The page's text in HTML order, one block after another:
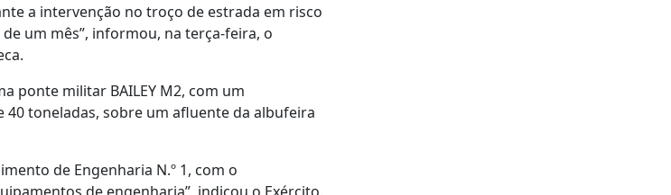
a intervenção no troço de estrada em risco
um mês”, informou, na terça-feira, o
ponte militar BAILEY M2, com um
40 toneladas, sobre um afluente da albufeira
de Engenharia N.º 1, com o